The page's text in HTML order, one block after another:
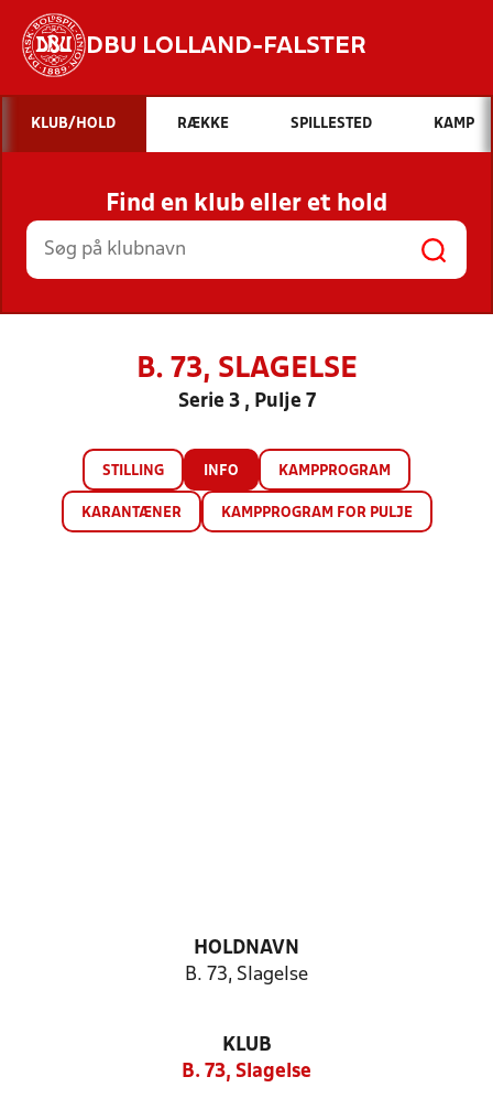
DBU LOLLAND-FALSTER
Hvad vil du søge efter?
INDHOLD OG NYHEDER
STILLINGER, RESULTATER, KLUBBER OG
HOLD
KLUB/HOLD RÆKKE SPILLESTED KAMP
Find en klub eller et hold
B. 73, SLAGELSE
Serie 3 , Pulje 7
STILLING INFO KAMPPROGRAM
KARANTÆNER KAMPPROGRAM FOR PULJE
HOLDNAVN
B. 73, Slagelse
KLUB
B. 73, Slagelse